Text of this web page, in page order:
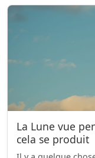
La Lune vue
cela se produit